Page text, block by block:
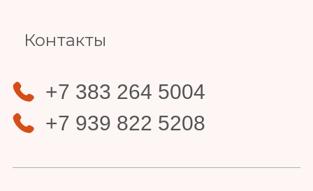
Контакты
+7 383 264 5004
+7 939 822 5208